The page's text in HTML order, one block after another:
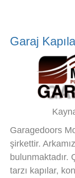
Garaj
Garagedoors
şirkettir.
bulunmaktadır.
tarzı kapılar,